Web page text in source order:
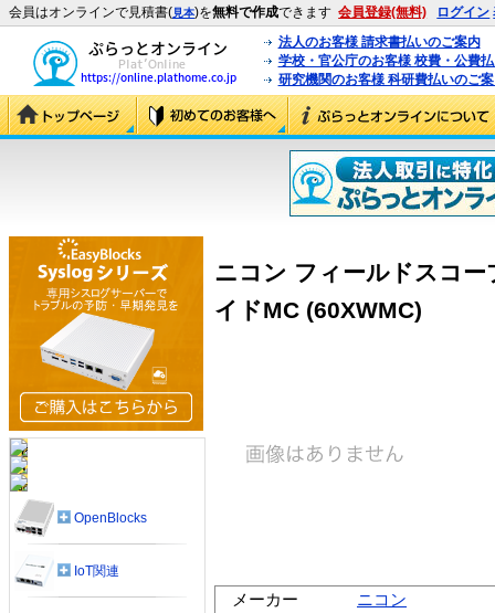
会員はオンラインで見積書(見本)を無料で作成できます 会員登録(無料) ログイン
法人のお客様 請求書払いのご案内
学校・官公庁のお客様 校費・公費
研究機関のお客様 科研費払いのご
ニコン フィールドスコ
イドMC (60XWMC)
メーカー
ニコン
OpenBlocks
IoT関連